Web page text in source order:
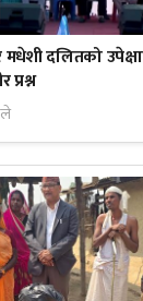
दलितको
प्रश्न